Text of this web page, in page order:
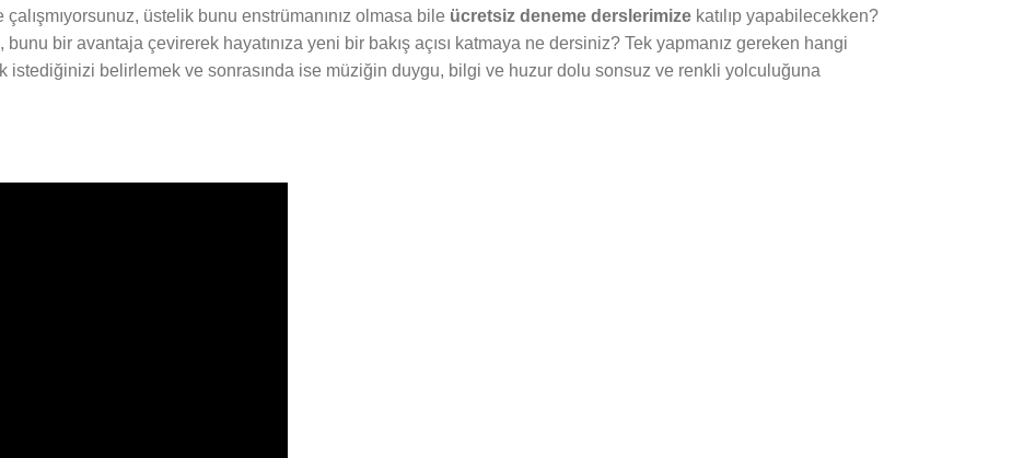
üstelik bunu enstrümanınız olmasa bile ücretsiz deneme derslerimize katılıp yapabilecekken?
bir avantaja çevirerek hayatınıza yeni bir bakış açısı katmaya ne dersiniz? Tek yapmanız gereken hangi
istediğinizi belirlemek ve sonrasında ise müziğin duygu, bilgi ve huzur dolu sonsuz ve renkli yolculuğuna